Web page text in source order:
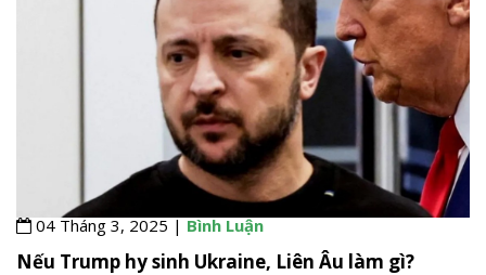
04 Tháng 3, 2025 |Bình Luận
Nếu Trump hy sinh Ukraine, Liên Âu làm gì?